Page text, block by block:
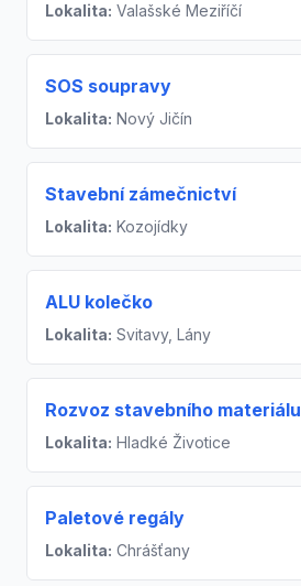
Lokalita: Valašské Meziříčí
SOS soupravy
Lokalita: Nový Jičín
Stavební zámečnictví
Lokalita: Kozojídky
ALU kolečko
Lokalita: Svitavy, Lány
Rozvoz stavebního materiálu
Lokalita: Hladké Životice
Paletové regály
Lokalita: Chrášťany